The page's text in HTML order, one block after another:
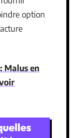
option
Malus en